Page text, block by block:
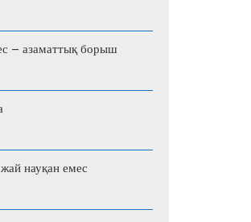
– азаматтық борыш
науқан емес